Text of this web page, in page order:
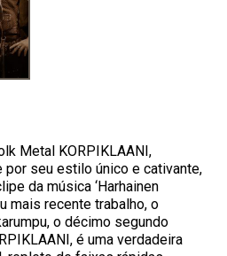
Metal KORPIKLAANI,
por seu estilo único e cativante,
da música ‘Harhainen
mais recente trabalho, o
o décimo segundo
é uma verdadeira